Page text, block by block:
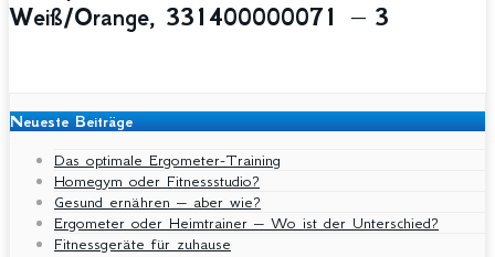
Weiß/Orange, 331400000071 – 3
Neueste Beiträge
Das optimale Ergometer-Training
Homegym oder Fitnessstudio?
Gesund ernähren – aber wie?
Ergometer oder Heimtrainer – Wo ist der Unterschied?
Fitnessgeräte für zuhause